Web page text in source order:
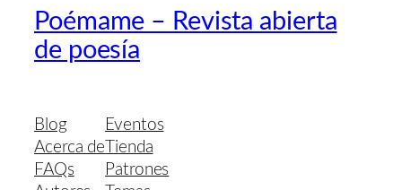
Poémame – Revista abierta
de poesía
Blog
Acerca de
FAQs
Eventos
Tienda
Patrones